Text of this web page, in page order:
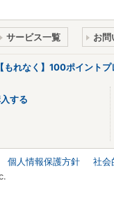
サービス一覧 お問
【もれなく】100ポイント
する
個人情報保護方針 社会